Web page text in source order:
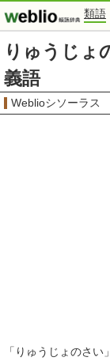
類語
りゅうじょ
義語
Weblioシソーラス
「 りゅうじょのさい